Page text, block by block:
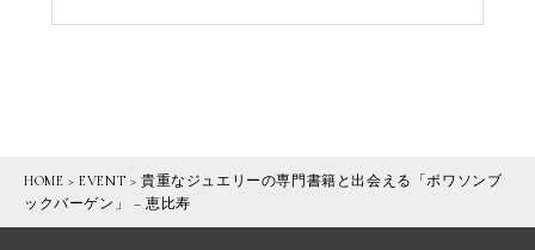
HOME >EVENT >貴重なジュエリーの専門書籍と出会える「ポワソンブ
ックバーゲン」 – 恵比寿